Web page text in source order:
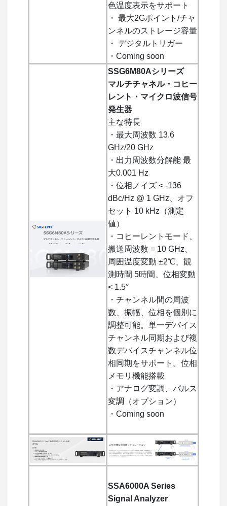
色温度表示をサポート
・ 最大2Gポイント/チャ
ンネルのストレージ容量
・ デジタルトリガー
・Coming soon
SSG6M80Aシリーズ
マルチチャネル・コヒー
レント・マイクロ波信号
発生器
主な特長
・最大周波数 13.6
GHz/20 GHz
・出力周波数分解能 最
大0.001 Hz
・位相ノイズ < -136
dBc/Hz @ 1 GHz、オフ
セット 10 kHz（測定
値）
・コヒーレントモード、
搬送周波数 = 10 GHz、
周囲温度変動 ±2℃、観
測時間 5時間、位相変動
< 1.5°
・チャンネル間の周波
数、振幅、位相を個別に
調整可能。単一デバイス
チャンネル同期および複
数デバイスチャンネル位
相同期をサポート。位相
メモリ機能搭載
・アナログ変調、パルス
変調（オプション）
・Coming soon
SSA6000A Series
Signal Analyzer